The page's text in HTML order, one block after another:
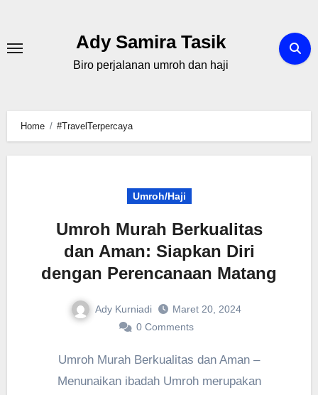
content
Ady Samira Tasik
Biro perjalanan umroh dan haji
Home #TravelTerpercaya
Umroh/Haji
Umroh Murah Berkualitas
dan Aman: Siapkan Diri
dengan Perencanaan Matang
Ady Kurniadi
Maret 20, 2024
0 Comments
Umroh Murah Berkualitas dan Aman –
Menunaikan ibadah Umroh merupakan